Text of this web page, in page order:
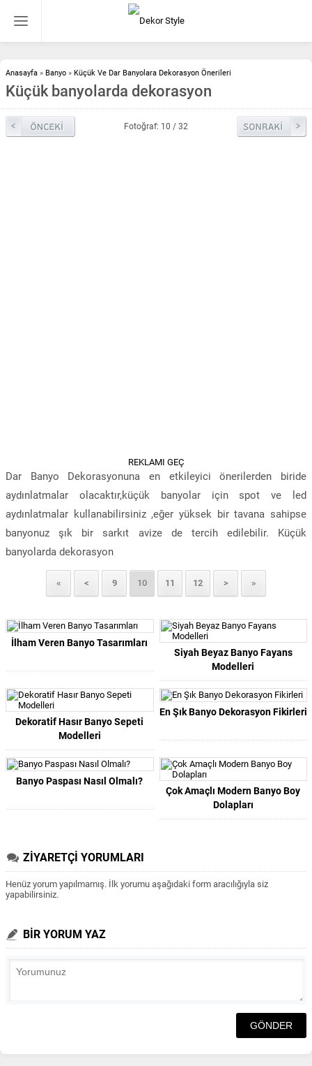
Anasayfa » Banyo » Küçük Ve Dar Banyolara Dekorasyon Önerileri
Küçük banyolarda dekorasyon
Fotoğraf: 10 / 32
REKLAMI GEÇ
Dar Banyo Dekorasyonuna en etkileyici önerilerden biride
aydınlatmalar olacaktır,küçük banyolar için spot ve led
aydınlatmalar kullanabilirsiniz ,eğer yüksek bir tavana sahipse
banyonuz şık bir sarkıt avize de tercih edilebilir. Küçük
banyolarda dekorasyon
« < 9 10 11 12 > »
İlham Veren Banyo Tasarımları
Siyah Beyaz Banyo Fayans
Modelleri
Dekoratif Hasır Banyo Sepeti
Modelleri
En Şık Banyo Dekorasyon Fikirleri
Banyo Paspası Nasıl Olmalı?
Çok Amaçlı Modern Banyo Boy
Dolapları
ZİYARETÇİ YORUMLARI
Henüz yorum yapılmamış. İlk yorumu aşağıdaki form aracılığıyla siz
yapabilirsiniz.
BİR YORUM YAZ